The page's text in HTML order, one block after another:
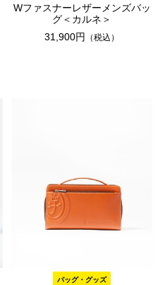
Wファスナーレザーメンズバッ
グ＜カルネ＞
31,900円
（税込）
バッグ・グッズ